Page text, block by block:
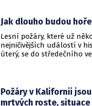
Jak dlouho budou
Lesní požáry, které už
nejničivějších událostí v
úterý, se do středečního
Požáry v Kalifornii
mrtvých roste,